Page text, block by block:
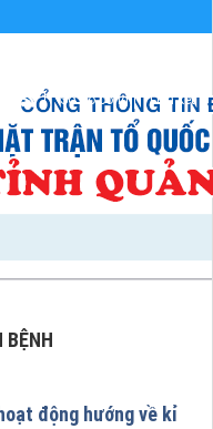
tỉnh Quảng Trị
Sơ đồ cổng Liên kết
BỆNH
động hướng về kỉ